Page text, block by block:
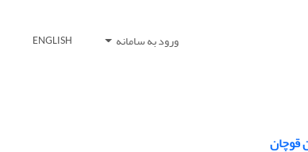
ورود به سامانه ENGLISH
قوچان